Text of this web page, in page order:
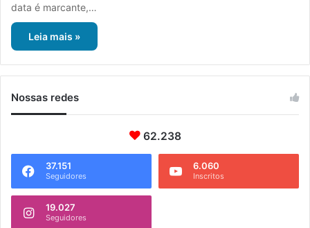
data é marcante,…
Leia mais »
Nossas redes
62.238
37.151
Seguidores
6.060
Inscritos
19.027
Seguidores